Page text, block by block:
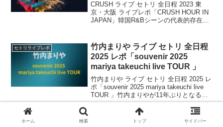
CRUSH ライブ セトリ 全日程 2023 東
京・大阪 ライブレポ「CRUSH HOUR IN
JAPAN」韓国R&Bシーンの代表的存在で
ボ曲「Rus...
セトリライブレポ
竹内まりや ライブ セトリ 全日程
2025 レポ「souvenir 2025
mariya takeuchi live TOUR 」
竹内まりや ライブ セトリ 全日程 2025 レ
ポ「souvenir 2025 mariya takeuchi live
TOUR 」竹内まりやが11年ぶりとなる全
国アリーナツアー「souvenir2025 mariya
ホーム 検索 トップ サイドバー